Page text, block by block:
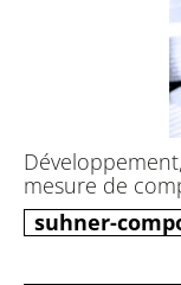
mesure de
suhner-